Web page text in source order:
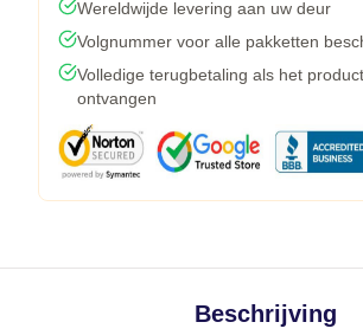
Wereldwijde levering aan uw deur
Volgnummer voor alle pakketten
Volledige terugbetaling als het
ontvangen
Beschrijving